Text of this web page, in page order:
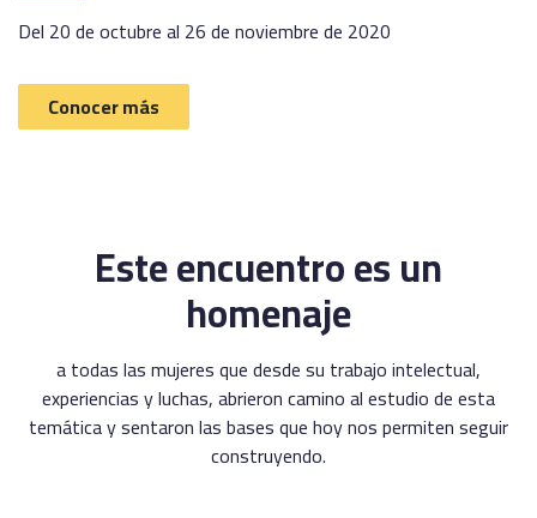
Del 20 de octubre al 26 de noviembre de 2020
Conocer más
Este encuentro es un
homenaje
a todas las mujeres que desde su trabajo intelectual,
experiencias y luchas, abrieron camino al estudio de esta
temática y sentaron las bases que hoy nos permiten seguir
construyendo.